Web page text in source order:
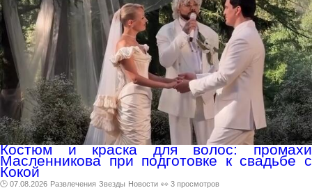
Костюм и краска для волос: промахи
Масленникова при подготовке к свадьбе с
Кокой
🕑 07.08.2026 Развлечения Звезды Новости 👀 3 просмотров